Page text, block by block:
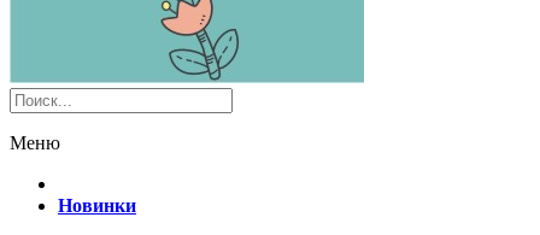
Меню
Новинки